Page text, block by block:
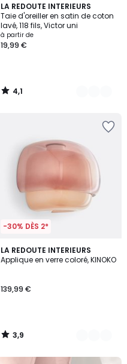
LA REDOUTE INTERIEURS
Taie d'oreiller en satin de coton
lavé, 118 fils, Victor uni
à partir de
19,99 €
4,1
/ 5
11
Couleurs
4,1
/
-30% DÈS 2*
LA REDOUTE INTERIEURS
Applique en verre coloré, KINOKO
139,99 €
3,9
/ 5
6
Couleurs
3,9
/